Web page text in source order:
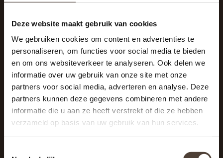
Deze website maakt gebruik van cookies
We gebruiken cookies om content en advertenties te
personaliseren, om functies voor social media te bieden
en om ons websiteverkeer te analyseren. Ook delen we
informatie over uw gebruik van onze site met onze
partners voor social media, adverteren en analyse. Deze
partners kunnen deze gegevens combineren met andere
informatie die u aan ze heeft verstrekt of die ze hebben
verzameld op basis van uw gebruik van hun services.
De Woonhoek - Landelijk leven